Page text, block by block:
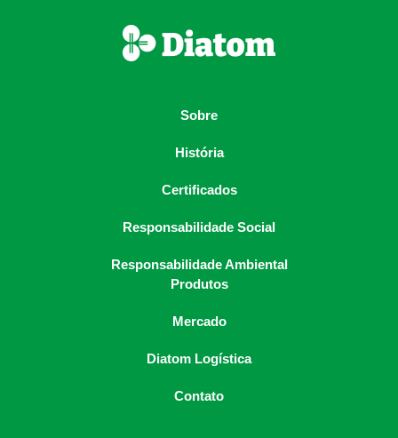
Sobre
História
Certificados
Responsabilidade Social
Responsabilidade Ambiental
Produtos
Mercado
Diatom Logística
Contato